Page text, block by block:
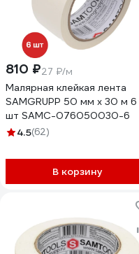
810 ₽27 ₽/м
Малярная клейкая лента
SAMGRUPP 50 мм х 30 м 6
шт SAMC-076050030-6
4.5(62)
В корзину